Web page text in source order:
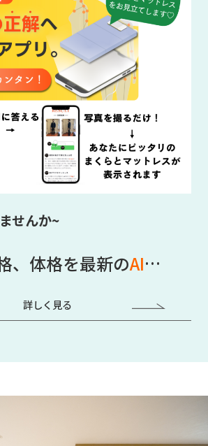
せんか~
、体格を最新のAI…
詳しく見る